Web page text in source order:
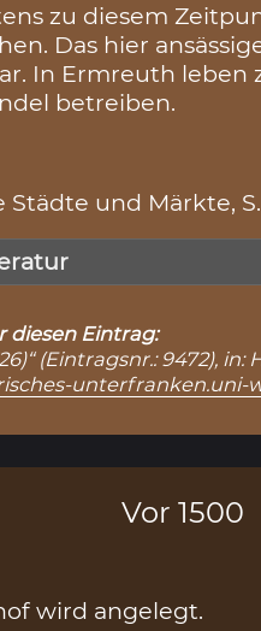
zu diesem
Das hier
In Ermreuth leben
betreiben.
Städte und Märkte,
diesen Eintrag:
(Eintragsnr.: 9472),
unterfranken.uni-
Vor 1500
wird angelegt.